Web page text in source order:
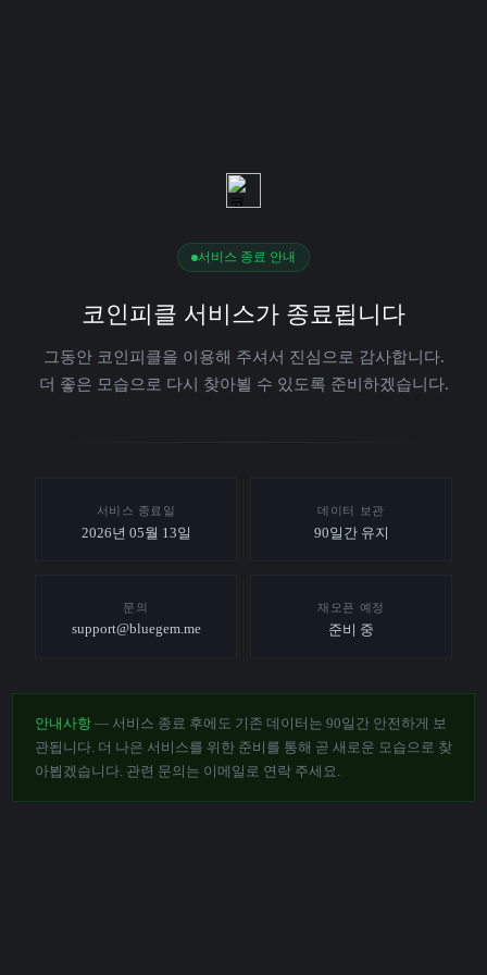
서비스 종료 안내
코인피클 서비스가 종료됩니다
그동안 코인피클을 이용해 주셔서 진심으로 감사합니다.
더 좋은 모습으로 다시 찾아뵐 수 있도록 준비하겠습니다.
서비스 종료일
2026년 05월 13일
데이터 보관
90일간 유지
문의
support@bluegem.me
재오픈 예정
준비 중
안내사항 — 서비스 종료 후에도 기존 데이터는 90일간 안전하게 보
관됩니다. 더 나은 서비스를 위한 준비를 통해 곧 새로운 모습으로 찾
아뵙겠습니다. 관련 문의는 이메일로 연락 주세요.